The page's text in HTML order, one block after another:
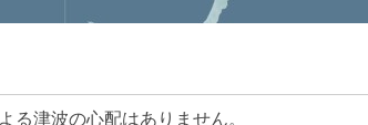
る津波の心配はありません。